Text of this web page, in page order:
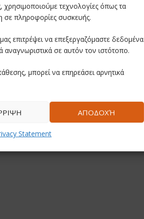
χρησιμοποιούμε τεχνολογίες όπως τα
σε πληροφορίες συσκευής.
επιτρέψει να επεξεργαζόμαστε δεδομένα
σε αυτόν τον ιστότοπο.
μπορεί να επηρεάσει αρνητικά
ΑΠΟΔΟΧΉ
Statement